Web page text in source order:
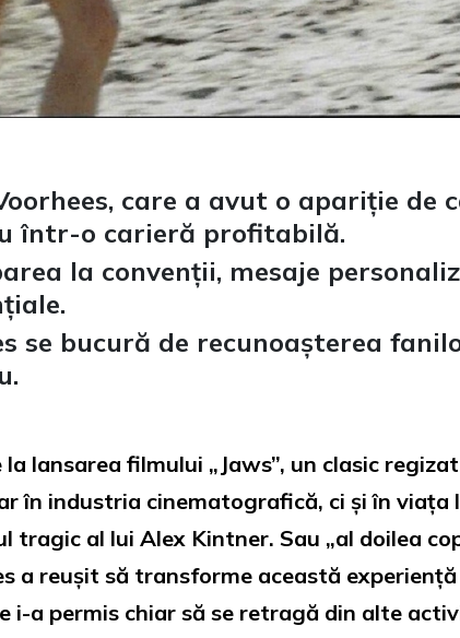
care a avut o apariție de
într-o carieră profitabilă.
la convenții, mesaje
se bucură de recunoașterea
la lansarea filmului „Jaws”, un clasic
în industria cinematografică, ci și în viața
tragic al lui Alex Kintner. Sau „al doilea
a reușit să transforme această
i-a permis chiar să se retragă din alte